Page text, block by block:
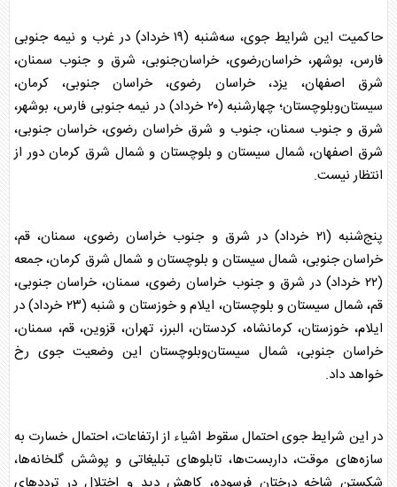
حاکمیت این شرایط جوی، سه‌شنبه (۱۹ خرداد) در غرب و نیمه جنوبی
فارس، بوشهر، خراسان‌رضوی، خراسان‌جنوبی، شرق و جنوب سمنان،
شرق اصفهان، یزد، خراسان رضوی، خراسان جنوبی، کرمان،
سیستان‌وبلوچستان؛ چهارشنبه (۲۰ خرداد) در نیمه جنوبی فارس، بوشهر،
شرق و جنوب سمنان، جنوب و شرق خراسان رضوی، خراسان جنوبی،
شرق اصفهان، شمال سیستان و بلوچستان و شمال شرق کرمان دور از
انتظار نیست.
پنج‌شنبه (۲۱ خرداد) در شرق و جنوب خراسان رضوی، سمنان، قم،
خراسان جنوبی، شمال سیستان و بلوچستان و شمال شرق کرمان، جمعه
(۲۲ خرداد) در شرق و جنوب خراسان رضوی، سمنان، خراسان جنوبی،
قم، شمال سیستان و بلوچستان، ایلام و خوزستان و شنبه (۲۳ خرداد) در
ایلام، خوزستان، کرمانشاه، کردستان، البرز، تهران، قزوین، قم، سمنان،
خراسان جنوبی، شمال سیستان‌وبلوچستان این وضعیت جوی رخ
خواهد داد.
در این شرایط جوی احتمال سقوط اشیاء از ارتفاعات، احتمال خسارت به
سازه‌های موقت، داربست‌ها، تابلو‌های تبلیغاتی و پوشش گلخانه‌ها،